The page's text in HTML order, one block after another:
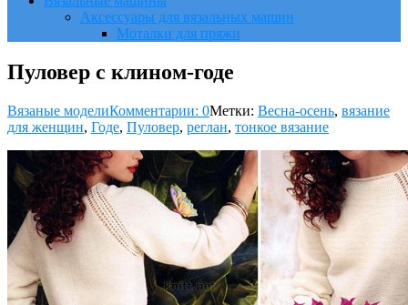
Аксессуары для вязальных машин
Моталки для пряжи
Пуловер с клином-годе
Вязаные моделиКомментарии: 0Метки: Весна-осень, вязание
для женщин, Годе, Пуловер, реглан, тонкое вязание